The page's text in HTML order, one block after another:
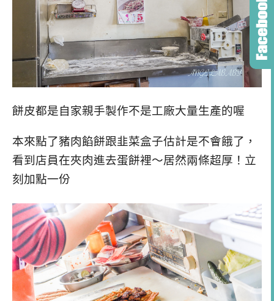
餅皮都是自家親手製作不是工廠大量生產的喔
本來點了豬肉餡餅跟韭菜盒子估計是不會餓了，
看到店員在夾肉進去蛋餅裡～居然兩條超厚！立
刻加點一份